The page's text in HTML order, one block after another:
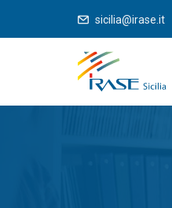
sicilia@irase.it